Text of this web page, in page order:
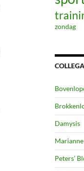
zondag
Damysis
Peters'